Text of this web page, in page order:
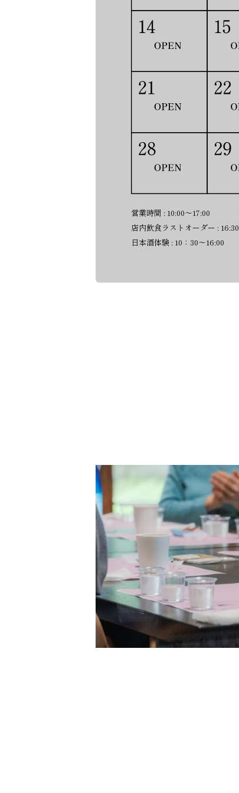
営業時間 : 10:00～17:00
店内飲食ラストオーダー : 16:30
日本酒体験 : 10：30～16:00